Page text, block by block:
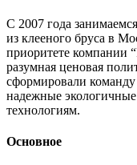
С 2007 года
из клееного бруса в
приоритете компании
разумная ценовая
сформировали
надежные
технологиям.
Основное